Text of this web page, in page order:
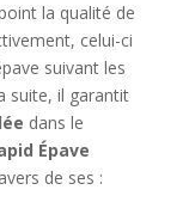
la qualité de
celui-ci
suivant les
suite, il garantit
dans le
Épave
de ses :